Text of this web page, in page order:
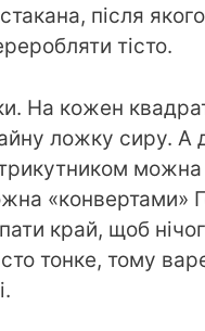
після
тісто.
На кожен
ложку сиру. А
можна
«конвертами»
край, щоб
тонке, тому